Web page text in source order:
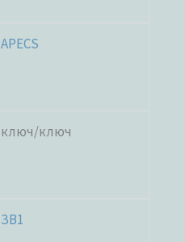
APECS
ключ/ключ
ЗВ1